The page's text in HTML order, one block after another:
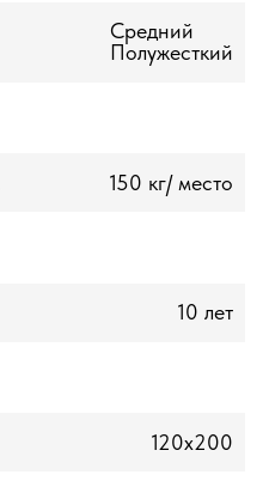
Средний
Полужесткий
150 кг/ место
10 лет
120x200